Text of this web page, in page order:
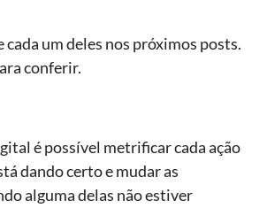
cada um deles nos próximos posts.
conferir.
é possível metrificarcada ação
dando certo e mudar as
alguma delas não estiver